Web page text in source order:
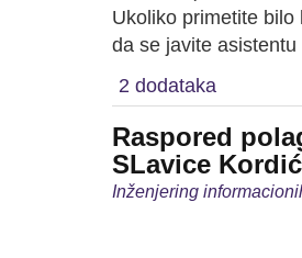
Ukoliko primetite
da se javite
2 dodataka
Raspored
SLavice Kordić
Inženjering